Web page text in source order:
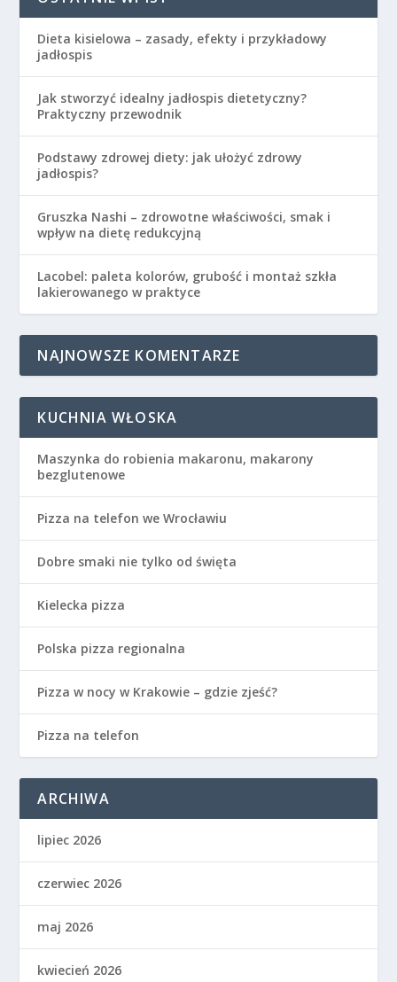
Dieta kisielowa – zasady, efekty i przykładowy
jadłospis
Jak stworzyć idealny jadłospis dietetyczny?
Praktyczny przewodnik
Podstawy zdrowej diety: jak ułożyć zdrowy
jadłospis?
Gruszka Nashi – zdrowotne właściwości, smak i
wpływ na dietę redukcyjną
Lacobel: paleta kolorów, grubość i montaż szkła
lakierowanego w praktyce
NAJNOWSZE KOMENTARZE
KUCHNIA WŁOSKA
Maszynka do robienia makaronu, makarony
bezglutenowe
Pizza na telefon we Wrocławiu
Dobre smaki nie tylko od święta
Kielecka pizza
Polska pizza regionalna
Pizza w nocy w Krakowie – gdzie zjeść?
Pizza na telefon
ARCHIWA
lipiec 2026
czerwiec 2026
maj 2026
kwiecień 2026